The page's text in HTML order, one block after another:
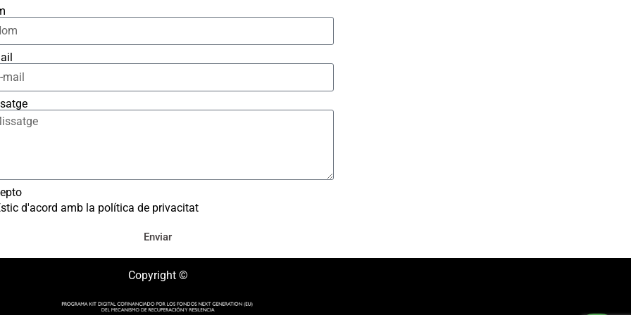
d'acord amb la política de privacitat
Enviar
Copyright ©